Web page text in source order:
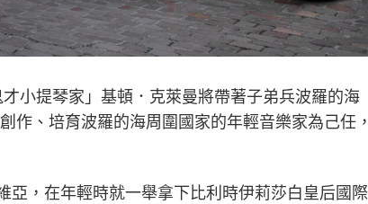
小提琴家」基頓．克萊曼將帶著子弟兵波羅的海
作、培育波羅的海周圍國家的年輕音樂家為己任，
亞，在年輕時就一舉拿下比利時伊莉莎白皇后國際